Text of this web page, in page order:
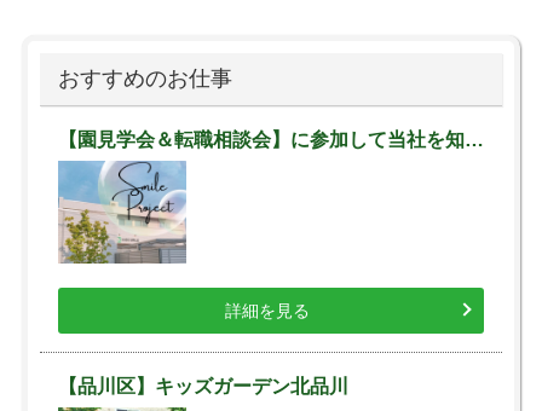
おすすめのお仕事
【園見学会＆転職相談会】に参加して当社を知ろう♪
詳細を見る
【品川区】キッズガーデン北品川